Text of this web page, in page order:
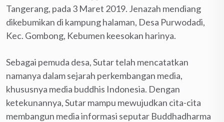
Tangerang, pada 3 Maret 2019. Jenazah mendiang
dikebumikan di kampung halaman, Desa Purwodadi,
Kec. Gombong, Kebumen keesokan harinya.
Sebagai pemuda desa, Sutar telah mencatatkan
namanya dalam sejarah perkembangan media,
khususnya media buddhis Indonesia. Dengan
ketekunannya, Sutar mampu mewujudkan cita-cita
membangun media informasi seputar Buddhadharma